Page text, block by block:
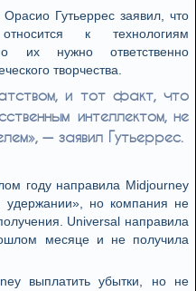
Гутьеррес заявил, что
к технологиям
их нужно ответственно
творчества.
и тот факт, что
интеллектом, не
— заявил Гутьеррес.
году направила Midjourney
но компания не
Universal направила
месяце и не получила
выплатить убытки, но не